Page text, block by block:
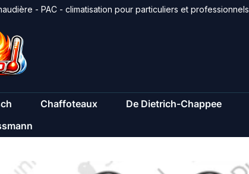
- PAC - climatisation pour particuliers et professionnels
Chaffoteaux De Dietrich-Chappee